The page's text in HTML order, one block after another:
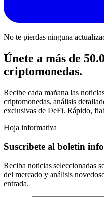
No te pierdas ninguna
Únete a más de
criptomonedas.
Recibe cada mañana las
criptomonedas, análisis
exclusivas de DeFi. Rápido,
Hoja informativa
Suscríbete al boletín
Reciba noticias seleccionadas
del mercado y análisis
entrada.